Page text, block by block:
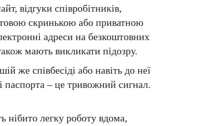
відгуки співробітників,
скринькою або приватною
адреси на безкоштовних
мають викликати підозру.
же співбесіді або навіть до неї
паспорта – це тривожний сигнал.
нібито легку роботу вдома,